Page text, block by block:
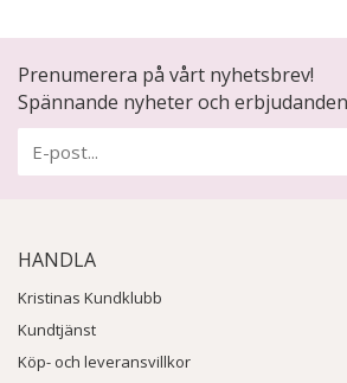
Prenumerera på vårt nyhetsbrev!
Spännande nyheter och erbjudanden
HANDLA
Kristinas Kundklubb
Kundtjänst
Köp- och leveransvillkor